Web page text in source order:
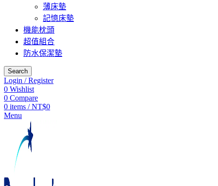
薄床墊
記憶床墊
機能枕頭
超值組合
防水保潔墊
Search
Login / Register
0 Wishlist
0 Compare
0 items / NT$0
Menu